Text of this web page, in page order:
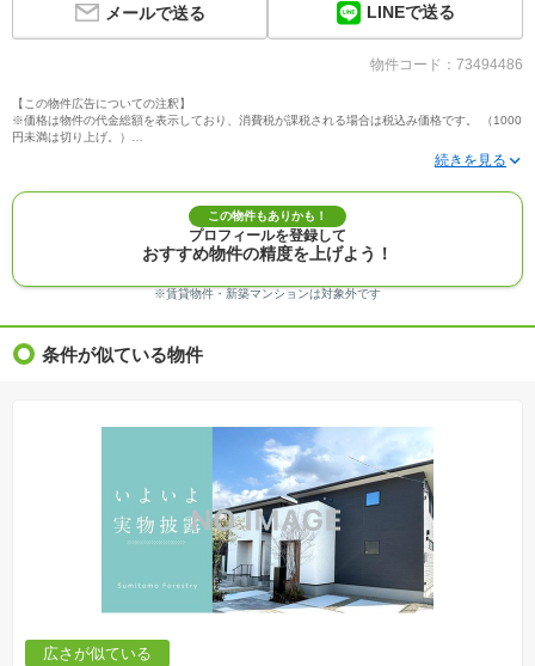
メールで送る LINEで送る
物件コード：73494486
【この物件広告についての注釈】
※価格は物件の代金総額を表示しており、消費税が課税される場合は税込み価格です。 （1000
円未満は切り上げ。）
※写真に写っている、またはパース（絵）や間取り図に描かれている家具や車などは、特にコ
※建築条件付き土地価格には、建物価格は含まれません。
※物件情報は、原則として情報提供日の２日前に最終確認した情報です。
※完成予想図はいずれも外構、植栽、外観等実際のものとは多少異なることがあります。
※モデルルーム・モデルハウス・展示場・ショールームの画像の場合、今回販売の物件と異な
※ＣＧ合成の画像の場合、実際とは多少異なる場合があります。
※物件特徴：販売戸数が複数の物件は、全ての住戸に該当しない項目もあります。
※価格更新：物件価格が変更された日から１週間表示されます。
の一例であって、プランの採用可否は任意です。
※土地（建築条件なし）で「建物プラン例」が表記してある時、そのプラン例は特定の建築請
負会社によるもので、当該建築請負会社以外で建てた場合、同様のものが同価格で建てられる
とは限りません。また建築請負会社を特定するものではありません。
※建築条件付き土地とは、その土地に建築する建物の建築請負契約が、一定期間内に成立する
ことを条件として売買される土地のことをいいます。建築請負契約成立に向けて設計プランを
協議するため、土地購入者が自己の希望する建物の設計協議をするために必要な相当の期間の
交渉期間が設定され、その期間内で希望を満たすプランが実現できたかどうかにより結論を出
します。なお、この期間は概ね3ヶ月程度とされています。納得のいくプランが出来ず、建築請
負契約が成立しない場合、土地売買契約は白紙に戻り、土地契約にかかった代金（土地代金、
手付金など）は名目のいかんに関わらず、全て返却されます。
※「本体価格」とは、課税対象物件においては「消費税を除いた建物価格」と「土地価格」の
合計額を指します。
この物件もありかも！
プロフィールを登録して
おすすめ物件の精度を上げよう！
※賃貸物件・新築マンションは対象外です
条件が似ている物件
広さが似ている